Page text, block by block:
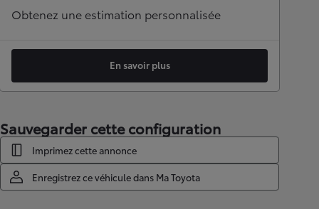
Obtenez une estimation personnalisée
En savoir plus
Sauvegarder cette configuration
Imprimez cette annonce
Enregistrez ce véhicule dans Ma Toyota